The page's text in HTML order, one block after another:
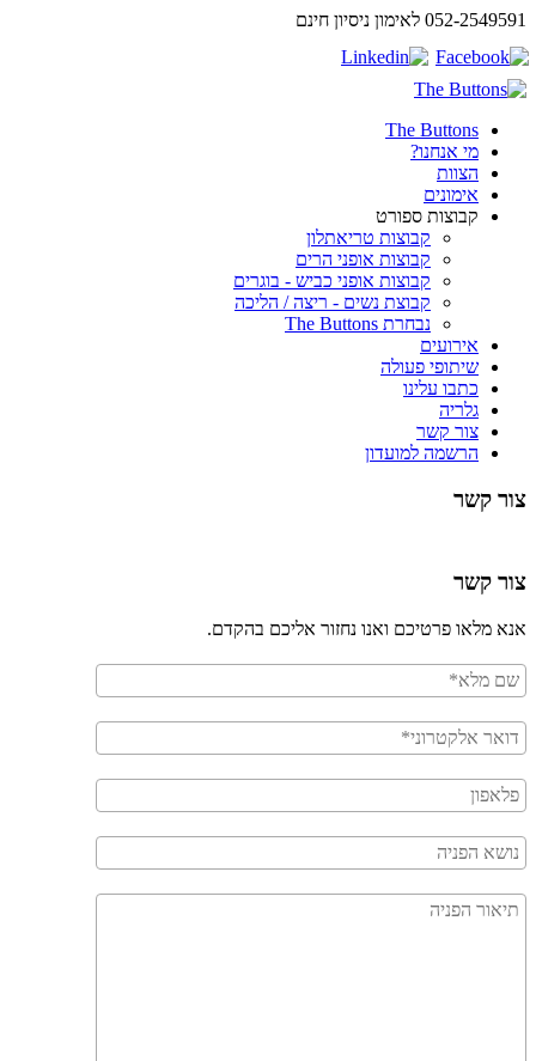
052-2549591 לאימון ניסיון חינם
The Buttons
מי אנחנו?
הצוות
אימונים
קבוצות ספורט
קבוצות טריאתלון
קבוצות אופני הרים
קבוצות אופני כביש - בוגרים
קבוצת נשים - ריצה / הליכה
נבחרת The Buttons
אירועים
שיתופי פעולה
כתבו עלינו
גלריה
צור קשר
הרשמה למועדון
צור קשר
צור קשר
אנא מלאו פרטיכם ואנו נחזור אליכם בהקדם.